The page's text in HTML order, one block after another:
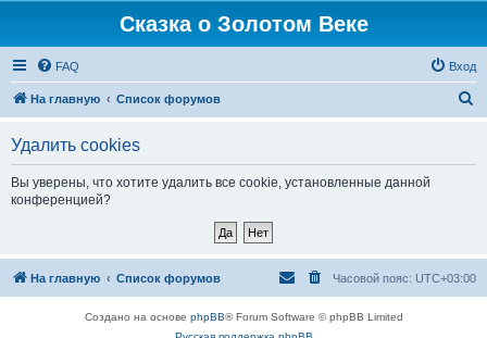
Сказка о Золотом Веке
FAQ Вход
На главную Список форумов
Удалить cookies
Вы уверены, что хотите удалить все cookie, установленные данной
конференцией?
На главную Список форумов Часовой пояс: UTC+03:00
Создано на основе phpBB® Forum Software © phpBB Limited